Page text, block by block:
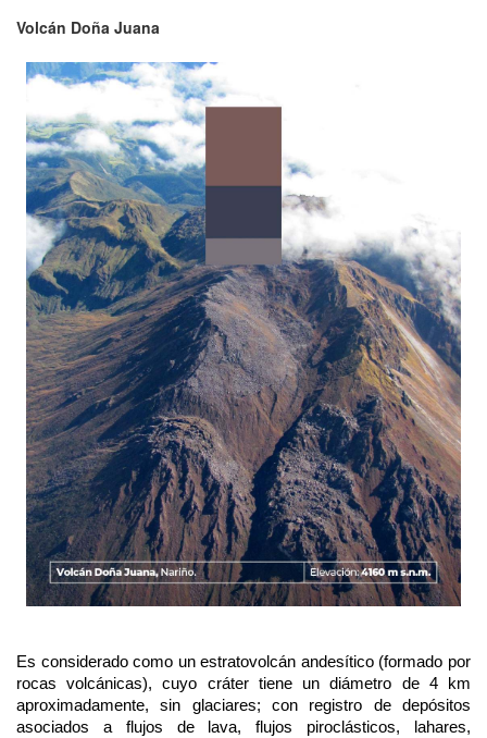
Volcán Doña Juana
Es considerado como un estratovolcán andesítico (formado por
rocas volcánicas), cuyo cráter tiene un diámetro de 4 km
aproximadamente, sin glaciares; con registro de depósitos
asociados a flujos de lava, flujos piroclásticos, lahares,